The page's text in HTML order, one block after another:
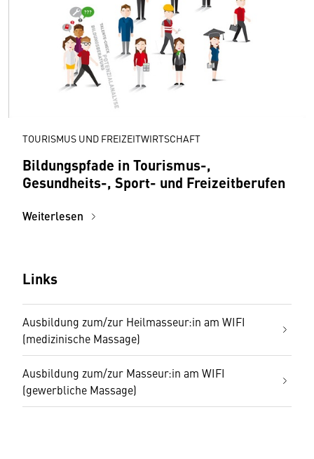
TOURISMUS UND FREIZEITWIRTSCHAFT
Bildungspfade in Tourismus-,
Gesundheits-, Sport- und Freizeitberufen
Weiterlesen
Links
Ausbildung zum/zur Heilmasseur:in am WIFI
(medizinische Massage)
Ausbildung zum/zur Masseur:in am WIFI
(gewerbliche Massage)